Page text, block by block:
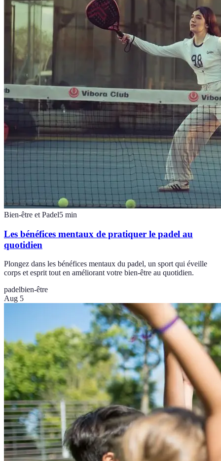
Bien-être et Padel5 min
Les bénéfices mentaux de pratiquer le padel au
quotidien
Plongez dans les bénéfices mentaux du padel, un sport qui éveille
corps et esprit tout en améliorant votre bien-être au quotidien.
padelbien-être
Aug 5